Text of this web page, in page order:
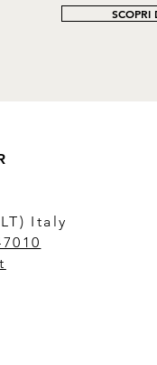
SCOPRI
Italy